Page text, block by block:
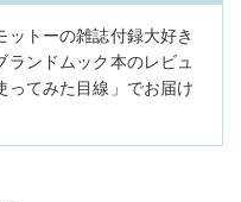
ットーの雑誌付録大好き
ンドムック本のレビュ
ってみた目線」でお届け